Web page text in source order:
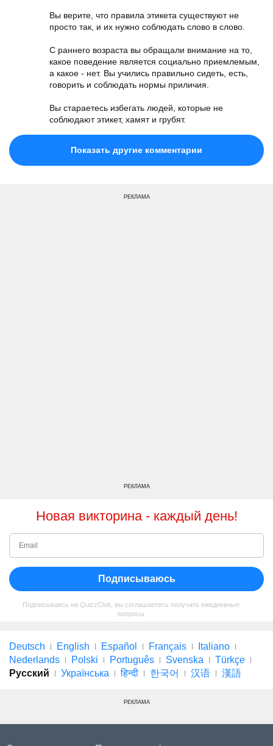
Вы верите, что правила этикета существуют не
просто так, и их нужно соблюдать слово в слово.
С раннего возраста вы обращали внимание на то,
какое поведение является социально приемлемым,
а какое - нет. Вы учились правильно сидеть, есть,
говорить и соблюдать нормы приличия.
Вы стараетесь избегать людей, которые не
соблюдают этикет, хамят и грубят.
Показать другие комментарии
РЕКЛАМА
РЕКЛАМА
Новая викторина - каждый день!
Подписываюсь
Подписываясь на QuizzClub, вы соглашаетесь получать ежедневные
вопросы
Deutsch English Español Français
Italiano
Nederlands
Polski Português Svenska
Türkçe
Русский
Українська हिन्दी 한국어 汉语 漢語
РЕКЛАМА